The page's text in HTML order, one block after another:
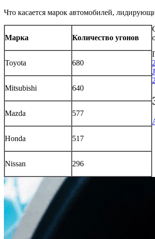
Что касается марок автомобилей,
Марка Количество угонов
Toyota 680
Mitsubishi 640
Mazda 577
Honda 517
Nissan 296